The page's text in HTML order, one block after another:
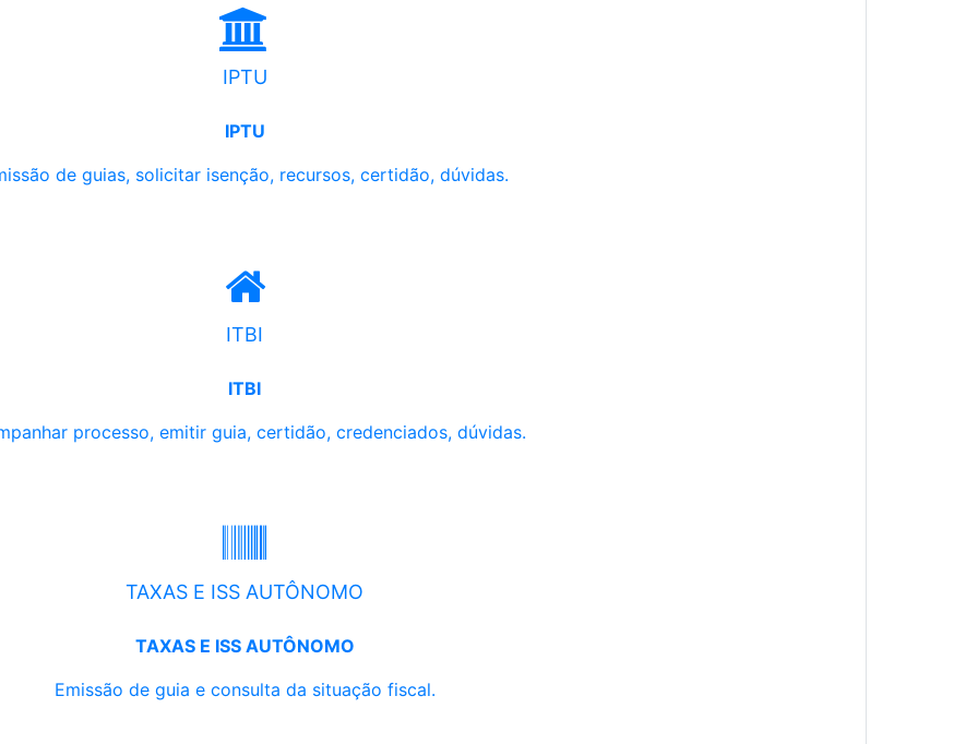
IPTU
IPTU
de guias, solicitar isenção, recursos, certidão, dúvidas.
ITBI
ITBI
processo, emitir guia, certidão, credenciados, dúvidas.
TAXAS E ISS AUTÔNOMO
TAXAS E ISS AUTÔNOMO
Emissão de guia e consulta da situação fiscal.